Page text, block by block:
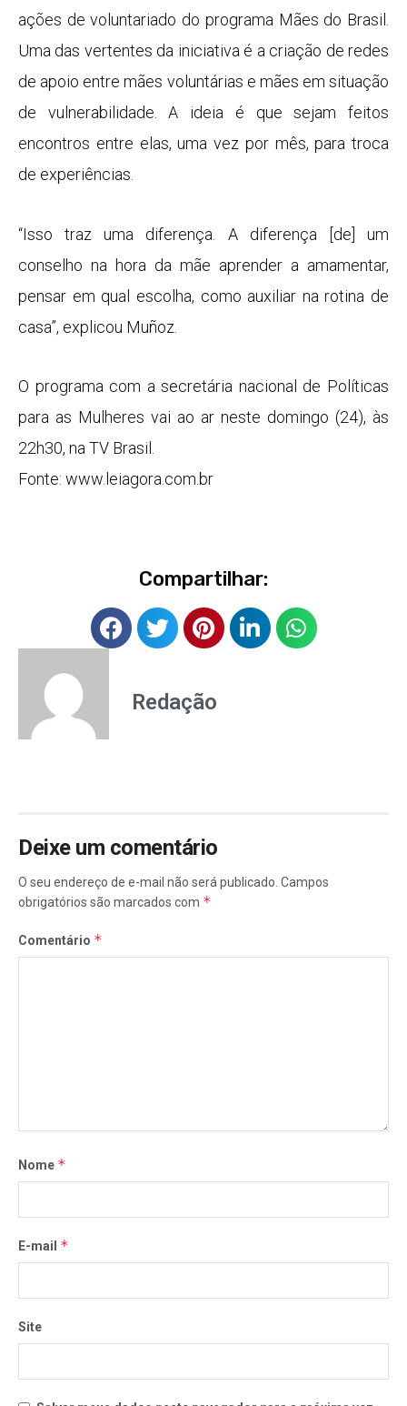
ações de voluntariado do programa Mães do Brasil.
Uma das vertentes da iniciativa é a criação de redes
de apoio entre mães voluntárias e mães em situação
de vulnerabilidade. A ideia é que sejam feitos
encontros entre elas, uma vez por mês, para troca
de experiências.
“Isso traz uma diferença. A diferença [de] um
conselho na hora da mãe aprender a amamentar,
pensar em qual escolha, como auxiliar na rotina de
casa”, explicou Muñoz.
O programa com a secretária nacional de Políticas
para as Mulheres vai ao ar neste domingo (24), às
22h30, na TV Brasil.
Fonte: www.leiagora.com.br
Compartilhar:
Redação
Deixe um comentário
O seu endereço de e-mail não será publicado. Campos
obrigatórios são marcados com *
Comentário *
Nome *
E-mail *
Site